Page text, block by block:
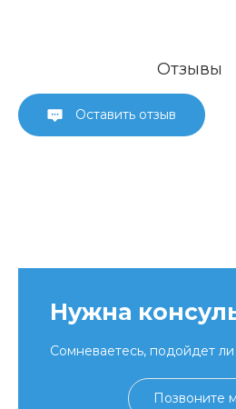
Отзывы
Оставить отзыв
Нужна
Сомневаетесь, подойдет ли
Позвоните